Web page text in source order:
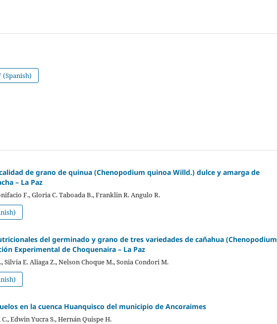
(Spanish)
de grano de quinua (Chenopodium quinoa Willd.) dulce y amarga de
– La Paz
F., Gloria C. Taboada B., Franklin R. Angulo R.
del germinado y grano de tres variedades de cañahua (Chenopodium
Experimental de Choquenaira – La Paz
Silvia E. Aliaga Z., Nelson Choque M., Sonia Condori M.
en la cuenca Huanquisco del municipio de Ancoraimes
Edwin Yucra S., Hernán Quispe H.